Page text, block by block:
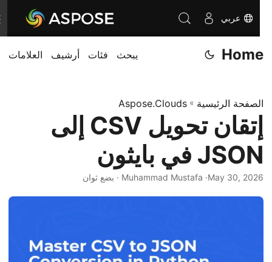
عربي
Home يبحث فئات أرشيف العلامات
الصفحة الرئيسية»
Aspose.Clouds
إتقان تحويل CSV إلى
JSON في بايثون
May 30, 2026· Muhammad Mustafa · بضع ثوان